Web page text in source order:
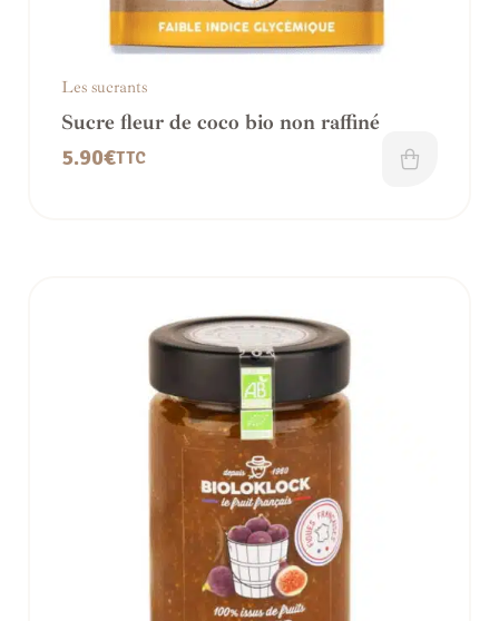
Les sucrants
Sucre fleur de coco bio non raffiné
5.90€TTC